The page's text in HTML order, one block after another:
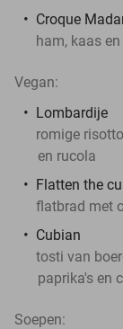
Croque
ham, kaas
Vegan:
Lombardije
romige
en rucola
Flatten the
flatbrad met
Cubian
tosti van
paprika's en
Soepen: